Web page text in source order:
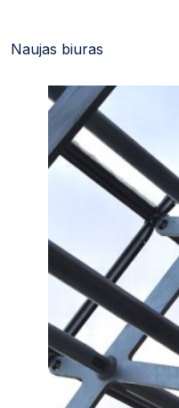
Naujas biuras